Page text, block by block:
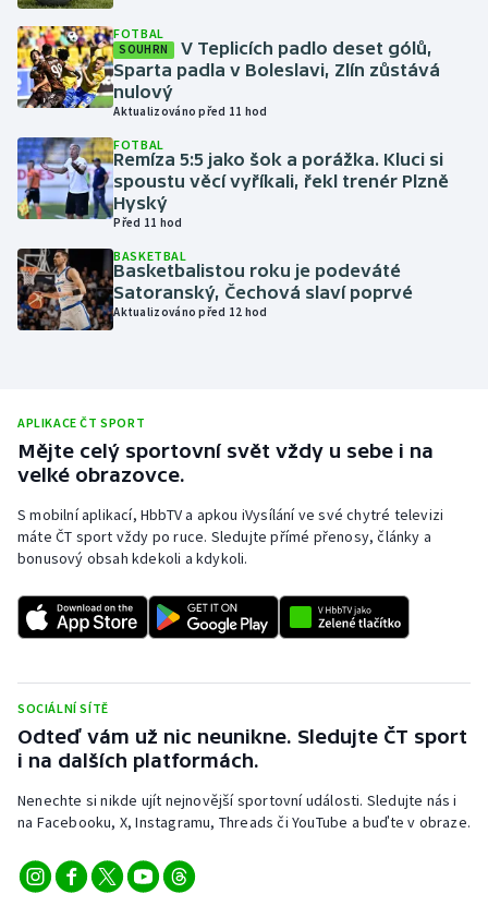
Lyže a snowboard
Moderní pětiboj
Motorsport
Olympijské hry
Parasport
Plavání
Rychlobruslení
Rychlostní kanoistika
Short track
Sportovní střelba
Veslování
Vodní slalom
Volejbal
FOTBAL
SOUHRN
V Teplicích padlo deset gólů,
Sparta padla v Boleslavi, Zlín zůstává
nulový
Aktualizováno před 11 hod
FOTBAL
Remíza 5:5 jako šok a porážka. Kluci si
spoustu věcí vyříkali, řekl trenér Plzně
Hyský
Před 11 hod
BASKETBAL
Basketbalistou roku je podeváté
Satoranský, Čechová slaví poprvé
Aktualizováno před 12 hod
APLIKACE ČT SPORT
Mějte celý sportovní svět vždy u sebe i na
velké obrazovce.
S mobilní aplikací, HbbTV a apkou iVysílání ve své chytré televizi
máte ČT sport vždy po ruce. Sledujte přímé přenosy, články a
bonusový obsah kdekoli a kdykoli.
SOCIÁLNÍ SÍTĚ
Odteď vám už nic neunikne. Sledujte ČT sport
i na dalších platformách.
Nenechte si nikde ujít nejnovější sportovní události. Sledujte nás i
na Facebooku, X, Instagramu, Threads či YouTube a buďte v obraze.